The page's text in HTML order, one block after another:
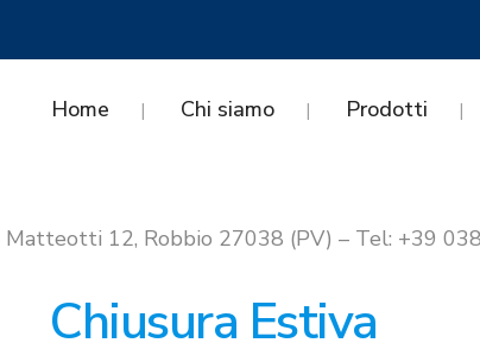
Home Chi siamo Prodotti
12, Robbio 27038 (PV) – Tel: +39
Chiusura Estiva